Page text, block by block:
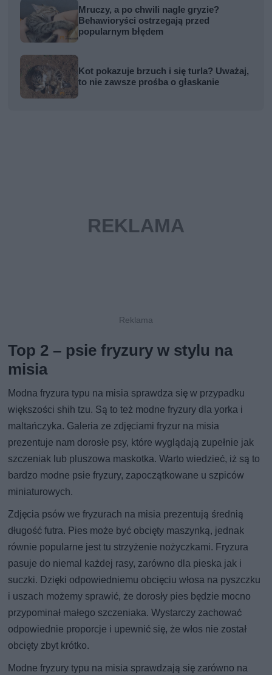
Mruczy, a po chwili nagle gryzie?
Behawioryści ostrzegają przed
popularnym błędem
Kot pokazuje brzuch i się turla? Uważaj,
to nie zawsze prośba o głaskanie
Top 2 – psie fryzury w stylu na
misia
Modna fryzura typu na misia sprawdza się w przypadku
większości shih tzu. Są to też modne fryzury dla yorka i
maltańczyka. Galeria ze zdjęciami fryzur na misia
prezentuje nam dorosłe psy, które wyglądają zupełnie jak
szczeniak lub pluszowa maskotka. Warto wiedzieć, iż są to
bardzo modne psie fryzury, zapoczątkowane u szpiców
miniaturowych.
Zdjęcia psów we fryzurach na misia prezentują średnią
długość futra. Pies może być obcięty maszynką, jednak
równie popularne jest tu strzyżenie nożyczkami. Fryzura
pasuje do niemal każdej rasy, zarówno dla pieska jak i
suczki. Dzięki odpowiedniemu obcięciu włosa na pyszczku
i uszach możemy sprawić, że dorosły pies będzie mocno
przypominał małego szczeniaka. Wystarczy zachować
odpowiednie proporcje i upewnić się, że włos nie został
obcięty zbyt krótko.
Modne fryzury typu na misia sprawdzają się zarówno na